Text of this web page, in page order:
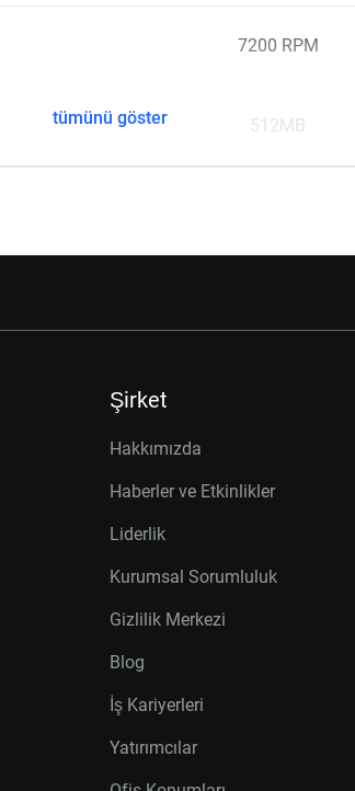
7200 RPM
512MB
tümünü göster
Şirket
Hakkımızda
Haberler ve Etkinlikler
Liderlik
Kurumsal Sorumluluk
Gizlilik Merkezi
Blog
İş Kariyerleri
Yatırımcılar